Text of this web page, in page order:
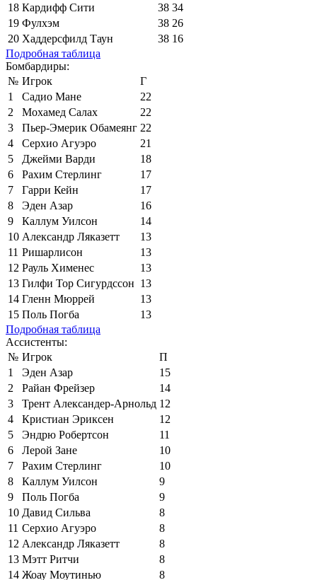
18 Кардифф Сити 38 34
19 Фулхэм 38 26
20 Хаддерсфилд Таун 38 16
Подробная таблица
Бомбардиры:
№ Игрок
Г
1
Садио Мане
22
2
Мохамед Салах
22
3
Пьер-Эмерик Обамеянг 22
4
Серхио Агуэро
21
5
Джейми Варди
18
6
Рахим Стерлинг
17
7
Гарри Кейн
17
8
Эден Азар
16
9
Каллум Уилсон
14
10 Александр Ляказетт
13
11 Ришарлисон
13
12 Рауль Хименес
13
13 Гилфи Тор Сигурдссон 13
14 Гленн Мюррей
13
15 Поль Погба
13
Подробная таблица
Ассистенты:
№ Игрок
П
1
Эден Азар
15
2
Райан Фрейзер
14
3
Трент Александер-Арнольд 12
4
Кристиан Эриксен
12
5
Эндрю Робертсон
11
6
Лерой Зане
10
7
Рахим Стерлинг
10
8
Каллум Уилсон
9
9
Поль Погба
9
10 Давид Сильва
8
11 Серхио Агуэро
8
12 Александр Ляказетт
8
13 Мэтт Ритчи
8
14 Жоау Моутинью
8